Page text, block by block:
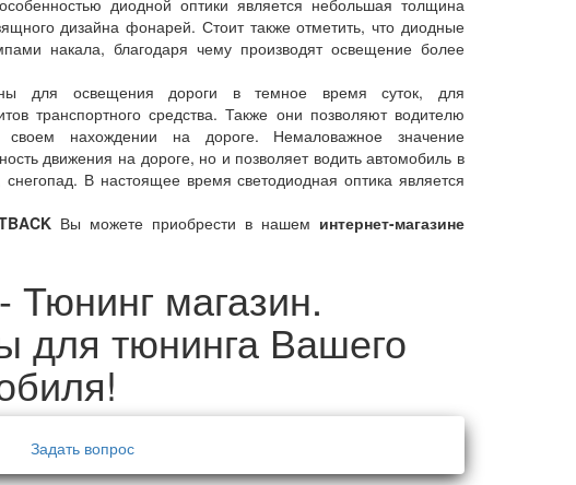
диодной оптики является небольшая толщина
дизайна фонарей. Стоит также отметить, что диодные
накала, благодаря чему производят освещение более
для освещения дороги в темное время суток, для
транспортного средства. Также они позволяют водителю
нахождении на дороге. Немаловажное значение
движения на дороге, но и позволяет водить автомобиль в
В настоящее время светодиодная оптика является
Вы можете приобрести в нашем интернет-магазине
Тюнинг магазин.
для тюнинга Вашего
Задать вопрос